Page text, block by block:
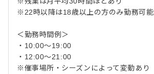
※22時以降は18歳以上の方のみ勤務可能
＜勤務時間例＞
・10:00～19:00
・12:00～21:00
※催事場所・シーズンによって変動あり